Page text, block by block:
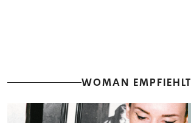
WOMAN EMPFIEHLT